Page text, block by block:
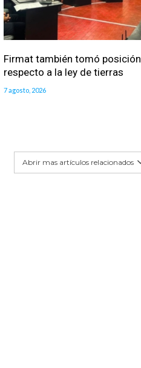
Firmat también tomó posición
respecto a la ley de tierras
7 agosto, 2026
Abrir mas artículos relacionados